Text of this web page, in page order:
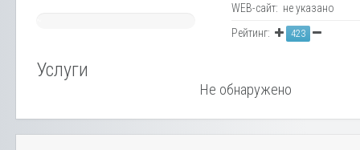
WEB-сайт: не указано
Рейтинг:
423
Услуги
Не обнаружено